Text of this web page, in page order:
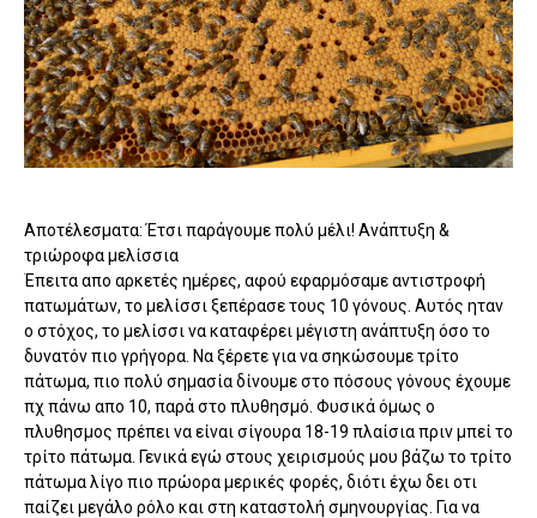
Αποτέλεσματα: Έτσι παράγουμε πολύ μέλι! Ανάπτυξη &
τριώροφα μελίσσια
Έπειτα απο αρκετές ημέρες, αφού εφαρμόσαμε αντιστροφή
πατωμάτων, το μελίσσι ξεπέρασε τους 10 γόνους. Αυτός ηταν
ο στόχος, το μελίσσι να καταφέρει μέγιστη ανάπτυξη όσο το
δυνατόν πιο γρήγορα. Να ξέρετε για να σηκώσουμε τρίτο
πάτωμα, πιο πολύ σημασία δίνουμε στο πόσους γόνους έχουμε
πχ πάνω απο 10, παρά στο πλυθησμό. Φυσικά όμως ο
πλυθησμος πρέπει να είναι σίγουρα 18-19 πλαίσια πριν μπεί το
τρίτο πάτωμα. Γενικά εγώ στους χειρισμούς μου βάζω το τρίτο
πάτωμα λίγο πιο πρώορα μερικές φορές, διότι έχω δει οτι
παίζει μεγάλο ρόλο και στη καταστολή σμηνουργίας. Για να